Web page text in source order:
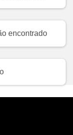
encontrado